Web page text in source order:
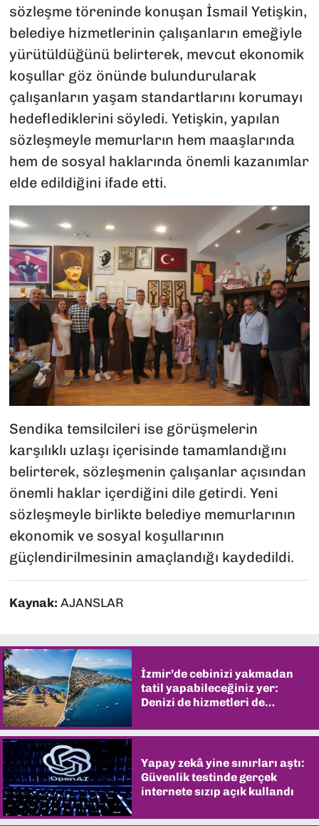
sözleşme töreninde konuşan İsmail Yetişkin,
belediye hizmetlerinin çalışanların emeğiyle
yürütüldüğünü belirterek, mevcut ekonomik
koşullar göz önünde bulundurularak
çalışanların yaşam standartlarını korumayı
hedeflediklerini söyledi. Yetişkin, yapılan
sözleşmeyle memurların hem maaşlarında
hem de sosyal haklarında önemli kazanımlar
elde edildiğini ifade etti.
Sendika temsilcileri ise görüşmelerin
karşılıklı uzlaşı içerisinde tamamlandığını
belirterek, sözleşmenin çalışanlar açısından
önemli haklar içerdiğini dile getirdi. Yeni
sözleşmeyle birlikte belediye memurlarının
ekonomik ve sosyal koşullarının
güçlendirilmesinin amaçlandığı kaydedildi.
Kaynak: AJANSLAR
İzmir’de cebinizi yakmadan
tatil yapabileceğiniz yer:
Denizi de hizmetleri de
Yapay zekâ yine sınırları aştı:
Güvenlik testinde gerçek
internete sızıp açık kullandı